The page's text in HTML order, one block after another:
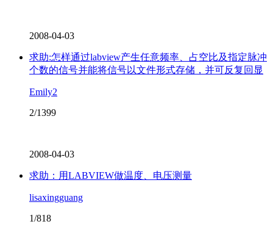
2008-04-03
求助:怎样通过labview产生任意频率、占空比及指定脉冲
个数的信号并能将信号以文件形式存储，并可反复回显
Emily2
2/1399
2008-04-03
求助：用LABVIEW做温度、电压测量
lisaxingguang
1/818